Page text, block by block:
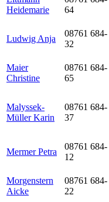
Heidemarie
64
Ludwig Anja
08761 684-
32
Maier
Christine
08761 684-
65
Malyssek-
Müller Karin
08761 684-
37
Mermer Petra
08761 684-
12
Morgenstern
Aicke
08761 684-
22